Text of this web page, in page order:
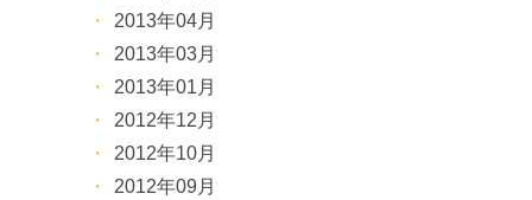
2013年04月
2013年03月
2013年01月
2012年12月
2012年10月
2012年09月